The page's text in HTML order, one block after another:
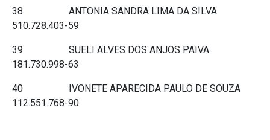
38 ANTONIA SANDRA LIMA DA SILVA
510.728.403-59
39 SUELI ALVES DOS ANJOS PAIVA
181.730.998-63
40 IVONETE APARECIDA PAULO DE SOUZA
112.551.768-90